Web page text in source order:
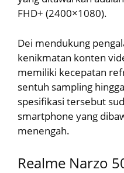
FHD+ (2400×1080).
Dei mendukung
kenikmatan konten
memiliki kecepatan
sentuh sampling
spesifikasi tersebut
smartphone yang
menengah.
Realme Narzo